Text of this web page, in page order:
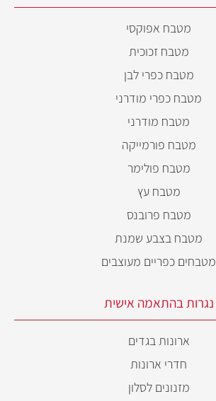
מטבח אפוקסי
מטבח זכוכית
מטבח כפרי לבן
מטבח כפרי מודרני
מטבח מודרני
מטבח פורמייקה
מטבח פולימר
מטבח עץ
מטבח פרובנס
מטבח בצבע שמנת
מטבחים כפריים מעוצבים
נגרות בהתאמה אישית
ארונות בגדים
חדרי ארונות
מזנונים לסלון